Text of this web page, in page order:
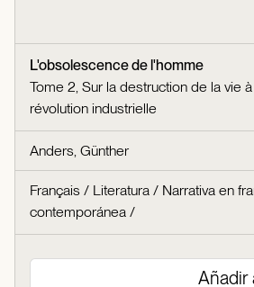
L'obsolescence de l'homme
Tome 2, Sur la destruction de la vie
révolution industrielle
Anders, Günther
Français / Literatura / Narrativa en
contemporánea /
Añadir